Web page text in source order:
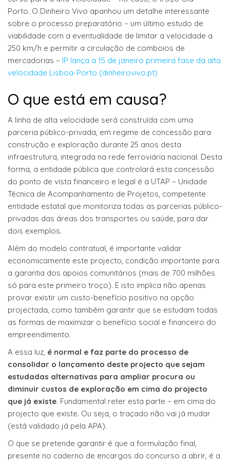
Porto. O Dinheiro Vivo apanhou um detalhe interessante
sobre o processo preparatório – um último estudo de
viabilidade com a eventualidade de limitar a velocidade a
250 km/h e permitir a circulação de comboios de
mercadorias – IP lança a 15 de janeiro primeira fase da alta
velocidade Lisboa-Porto (dinheirovivo.pt)
O que está em causa?
A linha de alta velocidade será construída com uma
parceria público-privada, em regime de concessão para
construção e exploração durante 25 anos desta
infraestrutura, integrada na rede ferroviária nacional. Desta
forma, a entidade pública que controlará esta concessão
do ponto de vista financeiro e legal é a UTAP – Unidade
Técnica de Acompanhamento de Projetos, competente
entidade estatal que monitoriza todas as parcerias público-
privadas das áreas dos transportes ou saúde, para dar
dois exemplos.
Além do modelo contratual, é importante validar
economicamente este projecto, condição importante para
a garantia dos apoios comunitários (mais de 700 milhões
só para este primeiro troço). E isto implica não apenas
provar existir um custo-benefício positivo na opção
projectada, como também garantir que se estudam todas
as formas de maximizar o benefício social e financeiro do
empreendimento.
A essa luz, é normal e faz parte do processo de
consolidar o lançamento deste projecto que sejam
estudadas alternativas para ampliar procura ou
diminuir custos de exploração em cima do projecto
que já existe. Fundamental reter esta parte – em cima do
projecto que existe. Ou seja, o traçado não vai já mudar
(está validado já pela APA).
O que se pretende garantir é que a formulação final,
presente no caderno de encargos do concurso a abrir, é a